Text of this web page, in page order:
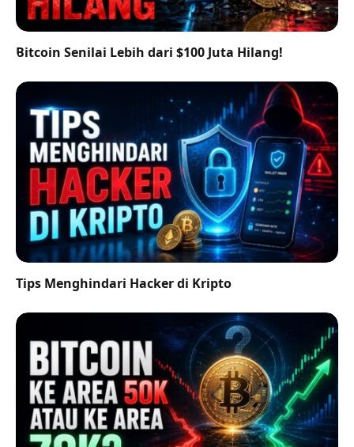
Bitcoin Senilai Lebih dari $100 Juta Hilang!
Tips Menghindari Hacker di Kripto